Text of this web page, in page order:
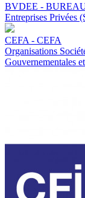
BVDEE -
Entreprises Privées
CEFA - CEFA
Organisations
Gouvernementales